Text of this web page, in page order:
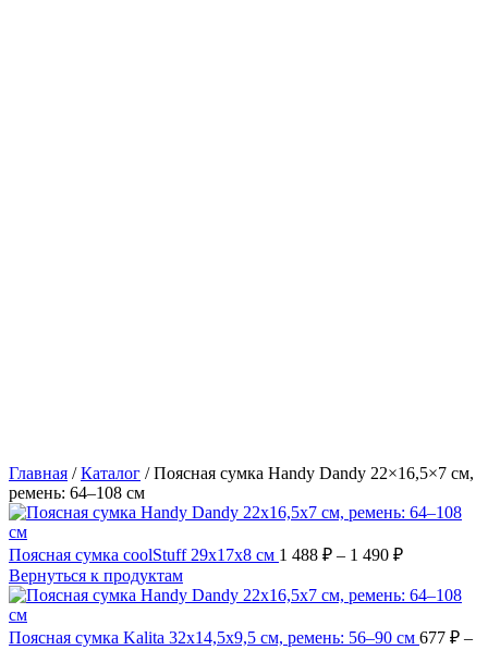
Главная /Каталог /Поясная сумка Handy Dandy 22×16,5×7 см,
ремень: 64–108 см
Поясная сумка coolStuff 29x17x8 см 1 488 ₽ – 1 490 ₽
Вернуться к продуктам
Поясная сумка Kalita 32х14,5х9,5 см, ремень: 56–90 см 677 ₽ –